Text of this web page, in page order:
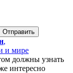
,
и мире
должны узнать
интересно